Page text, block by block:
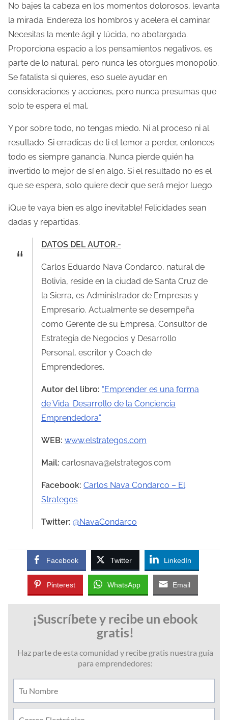
No bajes la cabeza en los momentos dolorosos, levanta
la mirada. Endereza los hombros y acelera el caminar.
Necesitas la mente ágil y lúcida, no abotargada.
Proporciona espacio a los pensamientos negativos, es
parte de lo natural, pero nunca les otorgues monopolio.
Se fatalista si quieres, eso suele ayudar en
consideraciones y acciones, pero nunca presumas que
solo te espera el mal.
Y por sobre todo, no tengas miedo. Ni al proceso ni al
resultado. Si erradicas de ti el temor a perder, entonces
todo es siempre ganancia. Nunca pierde quién ha
invertido lo mejor de sí en algo. Si el resultado no es el
que se espera, solo quiere decir que será mejor luego.
¡Que te vaya bien es algo inevitable! Felicidades sean
dadas y repartidas.
DATOS DEL AUTOR.-
Carlos Eduardo Nava Condarco, natural de
Bolivia, reside en la ciudad de Santa Cruz de
la Sierra, es Administrador de Empresas y
Empresario. Actualmente se desempeña
como Gerente de su Empresa, Consultor de
Estrategia de Negocios y Desarrollo
Personal, escritor y Coach de
Emprendedores.
Autor del libro: “Emprender es una forma
de Vida. Desarrollo de la Conciencia
Emprendedora”
WEB: www.elstrategos.com
Mail: carlosnava@elstrategos.com
Facebook: Carlos Nava Condarco – El
Strategos
Twitter: @NavaCondarco
Facebook Twitter LinkedIn
Pinterest WhatsApp Email